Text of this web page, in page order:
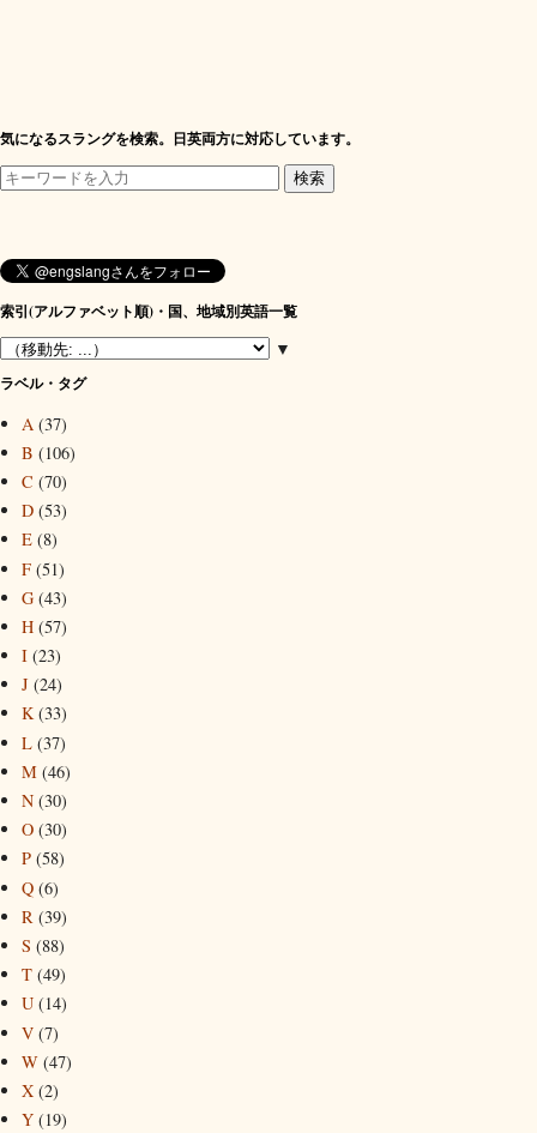
気になるスラングを検索。日英両方に対応しています。
索引(アルファベット順)・国、地域別英語一覧
▼
ラベル・タグ
A (37)
B (106)
C (70)
D (53)
E (8)
F (51)
G (43)
H (57)
I (23)
J (24)
K (33)
L (37)
M (46)
N (30)
O (30)
P (58)
Q (6)
R (39)
S (88)
T (49)
U (14)
V (7)
W (47)
X (2)
Y (19)